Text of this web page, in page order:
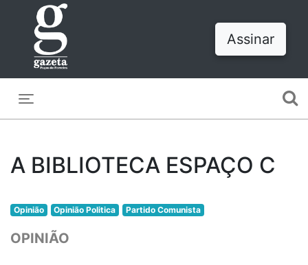
Assinar
A BIBLIOTECA ESPAÇO C
Opinião Opinião Politica Partido Comunista
OPINIÃO